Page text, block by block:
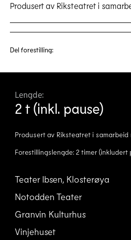
Produsert av Riksteatret i
Del forestilling:
Lengde:
2 t (inkl. pause)
Produsert av Riksteatret i samarbeid
Forestillingslengde: 2 timer (inkludert
Teater Ibsen, Klosterøya
Notodden Teater
Granvin Kulturhus
Vinjehuset